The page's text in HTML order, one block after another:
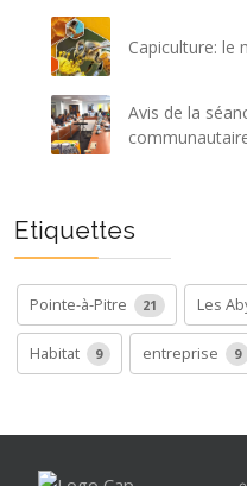
Capiculture: le
Avis de la
Etiquettes
Pointe-à-Pitre 21 Les
Habitat 9 entreprise 9